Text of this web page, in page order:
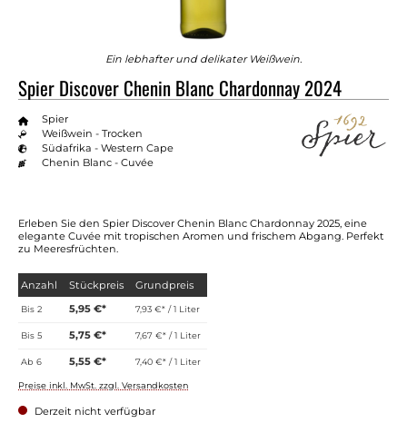
Ein lebhafter und delikater Weißwein.
Spier Discover Chenin Blanc Chardonnay 2024
Spier
Weißwein - Trocken
Südafrika - Western Cape
Chenin Blanc - Cuvée
Erleben Sie den Spier Discover Chenin Blanc Chardonnay 2025, eine
elegante Cuvée mit tropischen Aromen und frischem Abgang. Perfekt
zu Meeresfrüchten.
Anzahl Stückpreis Grundpreis
Bis2 5,95 €* 7,93 €* / 1 Liter
Bis5 5,75 €* 7,67 €* / 1 Liter
Ab6 5,55 €* 7,40 €* / 1 Liter
Preise inkl. MwSt. zzgl. Versandkosten
Derzeit nicht verfügbar